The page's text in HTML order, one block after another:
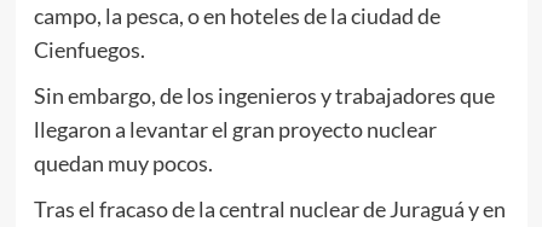
campo, la pesca, o en hoteles de la ciudad de
Cienfuegos.
Sin embargo, de los ingenieros y trabajadores que
llegaron a levantar el gran proyecto nuclear
quedan muy pocos.
Tras el fracaso de la central nuclear de Juraguá y en